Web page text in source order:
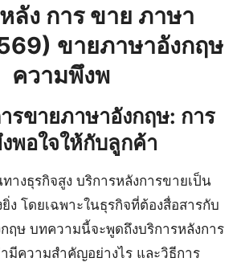
ลัง การ ขาย ภาษา
ขายภาษาอังกฤษ
ความพึงพ
รขายภาษาอังกฤษ: การ
พอใจให้กับลูกค้า
างธุรกิจสูง บริการหลังการขายเป็น
ง โดยเฉพาะในธุรกิจที่ต้องสื่อสารกับ
ฤษ บทความนี้จะพูดถึงบริการหลังการ
มีความสำคัญอย่างไร และวิธีการ